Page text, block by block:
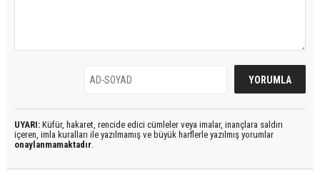
UYARI: Küfür, hakaret, rencide edici cümleler veya imalar, inançlara saldırı
içeren, imla kuralları ile yazılmamış ve büyük harflerle yazılmış yorumlar
onaylanmamaktadır.